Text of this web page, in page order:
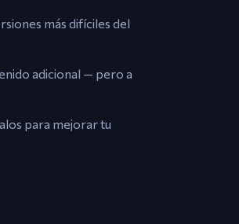
más difíciles del
adicional — pero a
para mejorar tu